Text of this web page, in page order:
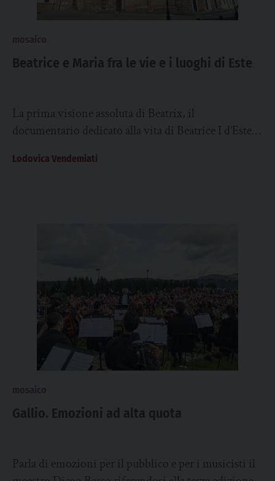
Beatrice e Maria fra le vie e i luoghi di Este
La prima visione assoluta di Beatrix, il
documentario dedicato alla vita di Beatrice I d’Este,
specializzata...
Lodovica Vendemiati
Gallio. Emozioni ad alta quota
Parla di emozioni per il pubblico e per i musicisti il